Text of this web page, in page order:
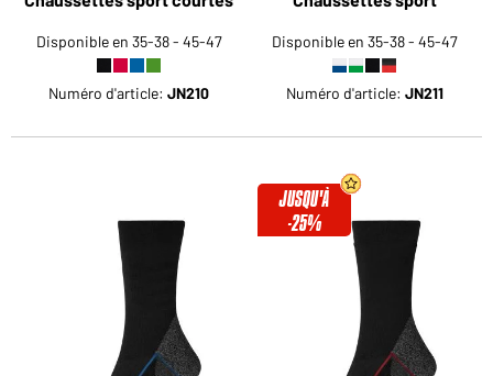
Disponible en 35-38 - 45-47
Numéro d'article: JN210
Disponible en 35-38 - 45-47
Numéro d'article: JN211
JUSQU'À
-25%